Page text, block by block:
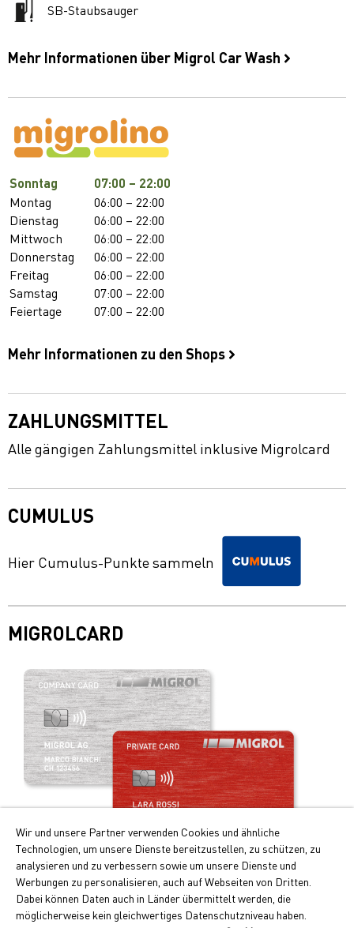
SB-Staubsauger
Mehr Informationen über Migrol Car Wash
Sonntag 07:00 – 22:00
Montag
06:00 – 22:00
Dienstag
06:00 – 22:00
Mittwoch
06:00 – 22:00
Donnerstag
06:00 – 22:00
Freitag
06:00 – 22:00
Samstag
07:00 – 22:00
Feiertage
07:00 – 22:00
Mehr Informationen zu den Shops
ZAHLUNGSMITTEL
Alle gängigen Zahlungsmittel inklusive Migrolcard
CUMULUS
Hier Cumulus-Punkte sammeln
MIGROLCARD
Ihre Vorteile auf einen Blick:
Doppelte Cumulus-Punkte beim Tanken und Laden
Wir und unsere Partner verwenden Cookies und ähnliche
Technologien, um unsere Dienste bereitzustellen, zu schützen, zu
analysieren und zu verbessern sowie um unsere Dienste und
Werbungen zu personalisieren, auch auf Webseiten von Dritten.
Dabei können Daten auch in Länder übermittelt werden, die
möglicherweise kein gleichwertiges Datenschutzniveau haben.